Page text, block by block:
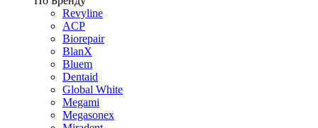
Revyline
ACP
Biorepair
BlanX
Bluem
Dentaid
Global White
Megami
Megasonex